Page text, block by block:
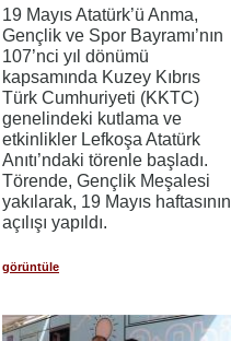
19 Mayıs Atatürk’ü Anma,
Gençlik ve Spor Bayramı’nın
107’nci yıl dönümü
kapsamında Kuzey Kıbrıs
Türk Cumhuriyeti (KKTC)
genelindeki kutlama ve
etkinlikler Lefkoşa Atatürk
Anıtı’ndaki törenle başladı.
Törende, Gençlik Meşalesi
yakılarak, 19 Mayıs haftasının
açılışı yapıldı.
görüntüle